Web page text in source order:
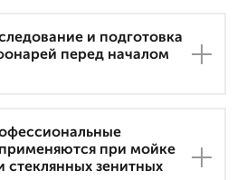
и подготовка
перед началом
при мойке
стеклянных зенитных